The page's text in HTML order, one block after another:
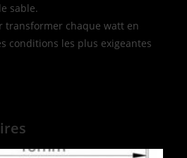
sable.
transformer chaque watt en
conditions les plus exigeantes